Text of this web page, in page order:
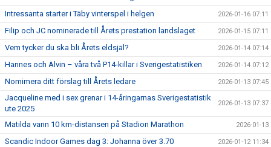
Intressanta starter i Täby vinterspel i helgen 2026-01-16 07:11
Filip och JC nominerade till Årets prestation landslaget 2026-01-15 07:11
Vem tycker du ska bli Årets eldsjäl? 2026-01-14 07:14
Hannes och Alvin – våra två P14-killar i Sverigestatistiken 2026-01-14 07:12
Nomimera ditt förslag till Årets ledare 2026-01-13 07:45
Jacqueline med i sex grenar i 14-åringarnas Sverigestatistik
ute 2025
2026-01-13 07:37
Matilda vann 10 km-distansen på Stadion Marathon 2026-01-13
Scandic Indoor Games dag 3: Johanna över 3.70 2026-01-12 11:34